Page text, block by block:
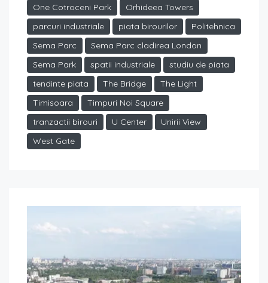
One Cotroceni Park
Orhideea Towers
parcuri industriale
piata birourilor
Politehnica
Sema Parc
Sema Parc cladirea London
Sema Park
spatii industriale
studiu de piata
tendinte piata
The Bridge
The Light
Timisoara
Timpuri Noi Square
tranzactii birouri
U Center
Unirii View
West Gate